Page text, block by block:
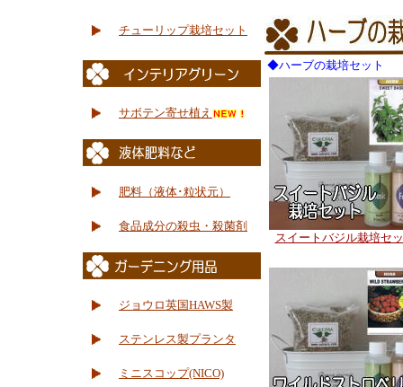
チューリップ栽培セット
サボテン寄せ植え
肥料（液体･粒状元）
食品成分の殺虫・殺菌剤
ジョウロ英国HAWS製
ステンレス製プランタ
ミニスコップ(NICO)
◆ハーブの栽培セット
スイートバジル栽培セ